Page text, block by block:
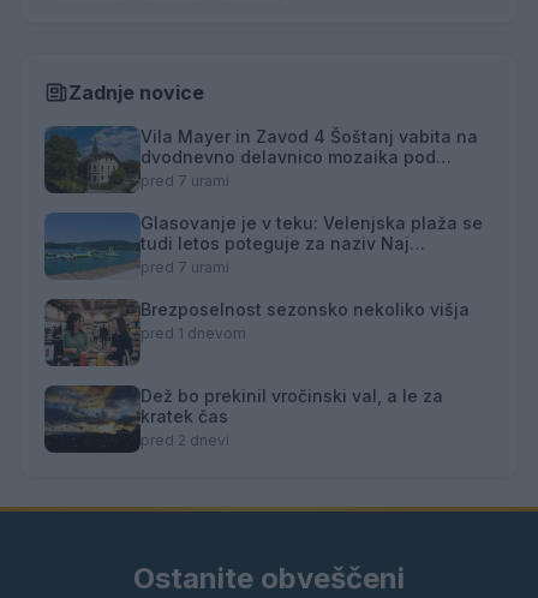
Zadnje novice
Vila Mayer in Zavod 4 Šoštanj vabita na
dvodnevno delavnico mozaika pod
mentorstvom Mojce Marije Černivšek
pred 7 urami
Glasovanje je v teku: Velenjska plaža se
tudi letos poteguje za naziv Naj
kopališče
pred 7 urami
Brezposelnost sezonsko nekoliko višja
pred 1 dnevom
Dež bo prekinil vročinski val, a le za
kratek čas
pred 2 dnevi
Ostanite obveščeni